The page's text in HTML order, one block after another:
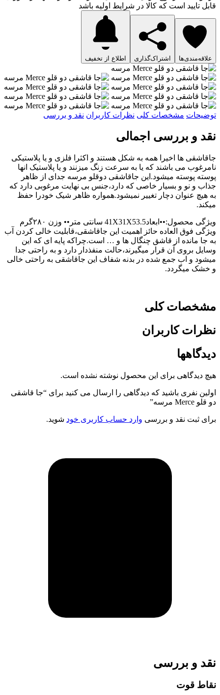
قابل تایید است که کالا در شرایط اولیه باشد
علاقه‌مندی‌ها اشتراک‌گذاری اطلاع از تخفیف
توضیحات مشخصات کلی نظرات کاربران نقد و بررسی
نقد و بررسی اجمالی
جاقاشقی ها اخیرا همه به شکل هستند و اکثرا فلزی و یا پلاستیکی
نامرغوب می باشند که یا به سرعت زنگ میزنند و یا پلاستیک انها
پوسته پوسته میشود.این جاقاشقی دوقلو مرسه جدای از ظاهر
جذاب و نو و بسیار خاصی که دارد،جنس بی نهایت مرغوبی دارد که
به هیچ عنوان دچار تغییر نمیشود.همواره ظاهر شیک خودرا حفظ
میکند‌.
ویژگی محصول:••ابعاد41X31X53.5 سانتی متر•• وزن ۲۸۰گرم
ویژگی فوق العاده حائز اهمیت این جاقاشقی،قابلیت خالی کردن آب
به جا مانده از قاشق چنگال ها و … است.چراکه پایه ای که این
وسایل بروی آن قرار میگیرند،حالت منفذدار دارد و به راحتی جدا
میشود و اب جمع شده در بدنه شفاف این جاقاشقی به راحتی خالی
و خشک میگردد.
مشخصات کلی
نظرات کاربران
دیدگاهها
هیچ دیدگاهی برای این محصول نوشته نشده است.
اولین نفری باشید که دیدگاهی را ارسال می کنید برای “جا قاشقی
دو قلو Merce مرسه”
برای ثبت نقد و بررسی وارد حساب کاربری خود شوید.
نقد و بررسی
نقاط قوت